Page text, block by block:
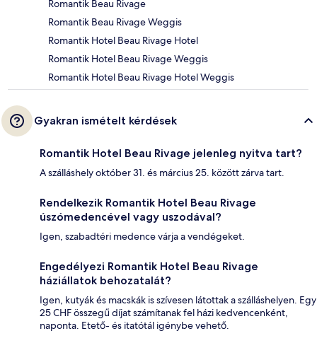
Romantik Beau Rivage
Romantik Beau Rivage Weggis
Romantik Hotel Beau Rivage Hotel
Romantik Hotel Beau Rivage Weggis
Romantik Hotel Beau Rivage Hotel Weggis
Gyakran ismételt kérdések
Romantik Hotel Beau Rivage jelenleg nyitva tart?
A szálláshely október 31. és március 25. között zárva tart.
Rendelkezik Romantik Hotel Beau Rivage
úszómedencével vagy uszodával?
Igen, szabadtéri medence várja a vendégeket.
Engedélyezi Romantik Hotel Beau Rivage
háziállatok behozatalát?
Igen, kutyák és macskák is szívesen látottak a szálláshelyen. Egy
25 CHF összegű díjat számítanak fel házi kedvencenként,
naponta. Etető- és itatótál igénybe vehető.